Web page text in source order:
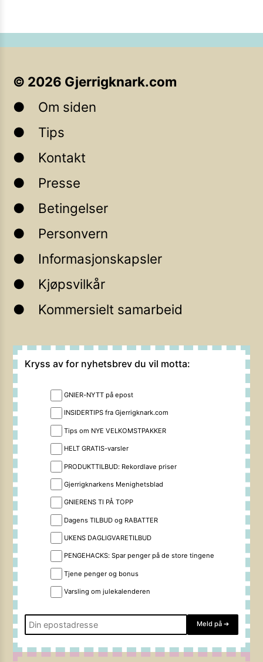
© 2026 Gjerrigknark.com
Om siden
Tips
Kontakt
Presse
Betingelser
Personvern
Informasjonskapsler
Kjøpsvilkår
Kommersielt samarbeid
Kryss av for nyhetsbrev du vil motta:
GNIER-NYTT på epost
INSIDERTIPS fra Gjerrigknark.com
Tips om NYE VELKOMSTPAKKER
HELT GRATIS-varsler
PRODUKTTILBUD: Rekordlave priser
Gjerrigknarkens Menighetsblad
GNIERENS TI PÅ TOPP
Dagens TILBUD og RABATTER
UKENS DAGLIGVARETILBUD
PENGEHACKS: Spar penger på de store tingene
Tjene penger og bonus
Varsling om julekalenderen
Meld på ➔